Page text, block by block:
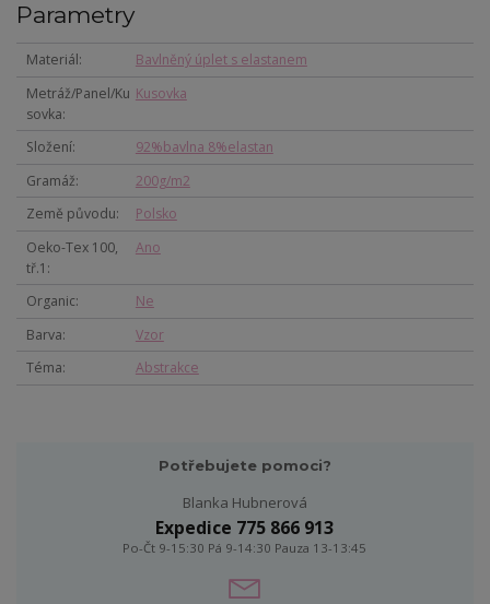
Parametry
Materiál
Bavlněný úplet s elastanem
Metráž/Panel/Ku
sovka
Kusovka
Složení
92%bavlna 8%elastan
Gramáž
200g/m2
Země původu
Polsko
Oeko-Tex 100,
tř.1
Ano
Organic
Ne
Barva
Vzor
Téma
Abstrakce
Potřebujete pomoci?
Blanka Hubnerová
Expedice 775 866 913
Po-Čt 9-15:30 Pá 9-14:30 Pauza 13-13:45